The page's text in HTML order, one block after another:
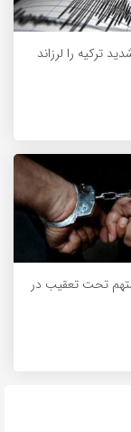
ترکیه را لرزاند
تحت تعقیب در